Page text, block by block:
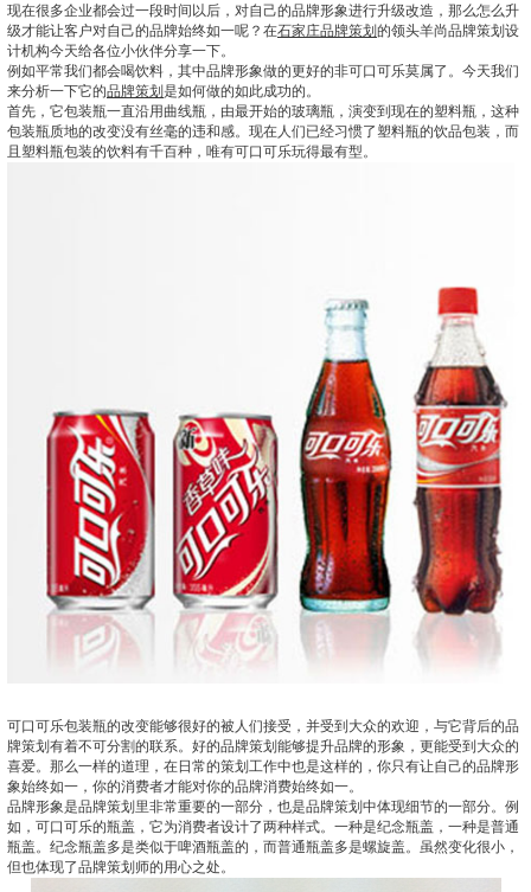
现在很多企业都会过一段时间以后，对自己的品牌形象进行升级改造，那么怎么升
级才能让客户对自己的品牌始终如一呢？在石家庄品牌策划 的领头羊尚品牌策划设
计机构今天给各位小伙伴分享一下。
例如平常我们都会喝饮料，其中品牌形象做的更好的非可口可乐莫属了。今天我们
来分析一下它的品牌策划 是如何做的如此成功的。
首先，它包装瓶一直沿用曲线瓶，由最开始的玻璃瓶，演变到现在的塑料瓶，这种
包装瓶质地的改变没有丝毫的违和感。现在人们已经习惯了塑料瓶的饮品包装，而
且塑料瓶包装的饮料有千百种，唯有可口可乐玩得最有型。
可口可乐包装瓶的改变能够很好的被人们接受，并受到大众的欢迎，与它背后的品
牌策划有着不可分割的联系。好的品牌策划能够提升品牌的形象，更能受到大众的
喜爱。那么一样的道理，在日常的策划工作中也是这样的，你只有让自己的品牌形
象始终如一，你的消费者才能对你的品牌消费始终如一。
品牌形象是品牌策划里非常重要的一部分，也是品牌策划中体现细节的一部分。例
如，可口可乐的瓶盖，它为消费者设计了两种样式。一种是纪念瓶盖，一种是普通
瓶盖。纪念瓶盖多是类似于啤酒瓶盖的，而普通瓶盖多是螺旋盖。虽然变化很小，
但也体现了品牌策划师的用心之处。